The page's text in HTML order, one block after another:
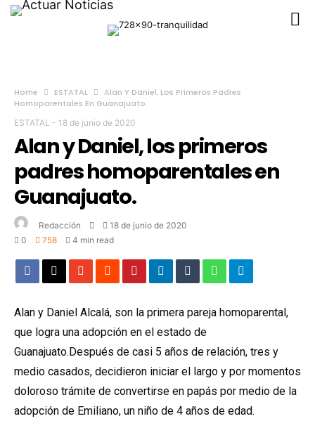
Home ESTATAL
Alan Y Daniel, Los Primeros Padres
Homoparentales En Guanajuato.
ESTATAL - 18 de junio de 2020
Alan y Daniel, los primeros
padres homoparentales en
Guanajuato.
Redacción
18 de junio de 2020
0
758 4 min read
Alan y Daniel Alcalá, son la primera pareja homoparental,
que logra una adopción en el estado de
Guanajuato.Después de casi 5 años de relación, tres y
medio casados, decidieron iniciar el largo y por momentos
doloroso trámite de convertirse en papás por medio de la
adopción de Emiliano, un niño de 4 años de edad.